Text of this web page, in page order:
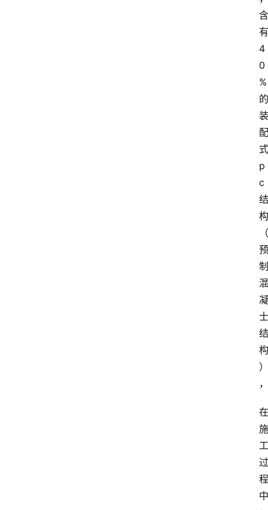
含
有
4
0
%
的
装
配
式
p
c
结
构
（
预
制
混
凝
士
结
构
）
，
在
施
工
过
程
中